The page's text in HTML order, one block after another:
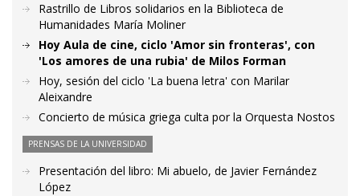
Rastrillo de Libros solidarios en la Biblioteca de
Humanidades María Moliner
Hoy Aula de cine, ciclo 'Amor sin fronteras', con
'Los amores de una rubia' de Milos Forman
Hoy, sesión del ciclo 'La buena letra' con Marilar
Aleixandre
Concierto de música griega culta por la Orquesta Nostos
PRENSAS DE LA UNIVERSIDAD
Presentación del libro: Mi abuelo, de Javier Fernández
López